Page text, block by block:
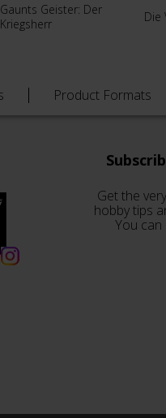
Gaunts Geister: Der
Kriegsherr
Die
Product Formats
Get the
hobby tips
You